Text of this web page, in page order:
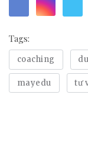
Tags:
coaching
mayedu tư